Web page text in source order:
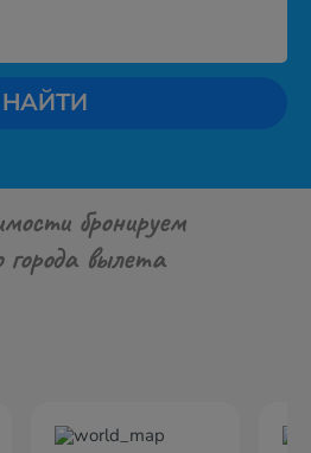
НАЙТИ
бронируем
вылета